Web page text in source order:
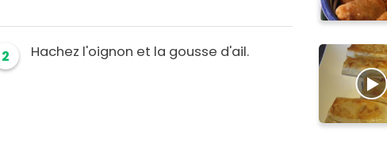
2 Hachez l'oignon et la gousse d'ail.